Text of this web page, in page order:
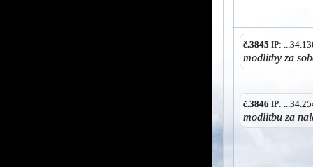
č.3845 IP:
modlitby za
č.3846 IP:
modlitbu za